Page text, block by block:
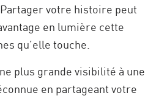
votre histoire peut
en lumière cette
qu’elle touche.
plus grande visibilité à une
en partageant votre